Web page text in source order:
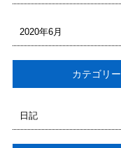
2020年6月
カテゴリー
日記